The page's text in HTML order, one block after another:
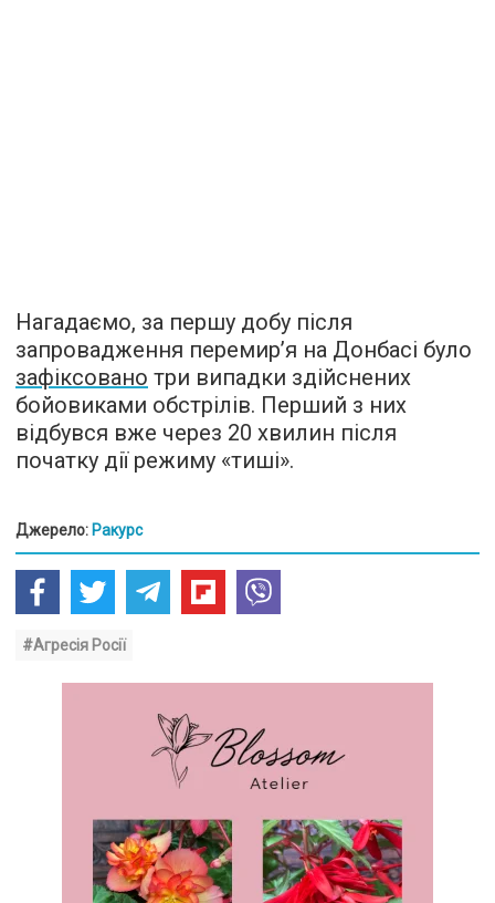
Нагадаємо, за першу добу після
запровадження перемир’я на Донбасі було
зафіксовано три випадки здійснених
бойовиками обстрілів. Перший з них
відбувся вже через 20 хвилин після
початку дії режиму «тиші».
Джерело: Ракурс
#Агресія Росії